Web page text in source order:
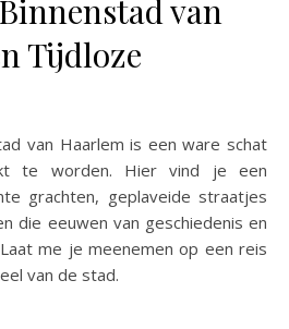
van
Tijdloze
van Haarlem is een ware schat
te worden. Hier vind je een
grachten, geplaveide straatjes
die eeuwen van geschiedenis en
me je meenemen op een reis
van de stad.